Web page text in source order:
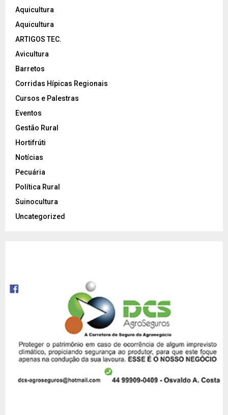
Aquicultura
Aquicultura
ARTIGOS TEC.
Avicultura
Barretos
Corridas Hípicas Regionais
Cursos e Palestras
Eventos
Gestão Rural
Hortifrúti
Notícias
Pecuária
Política Rural
Suinocultura
Uncategorized